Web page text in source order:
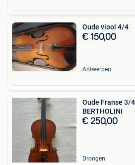
Oude viool 4/4
€ 150,00
Antwerpen
Oude Franse 3/4 viool merk NICOLAS
BERTHOLINI
€ 250,00
Drongen